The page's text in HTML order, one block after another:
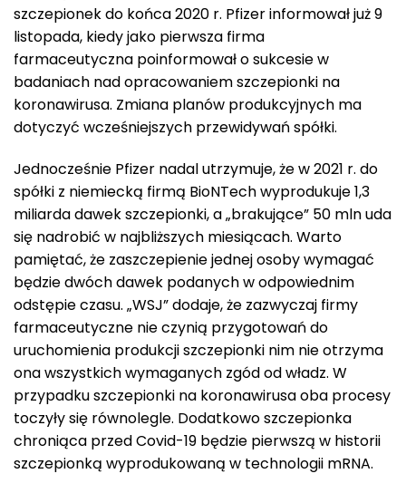
szczepionek do końca 2020 r. Pfizer informował już 9
listopada, kiedy jako pierwsza firma
farmaceutyczna poinformował o sukcesie w
badaniach nad opracowaniem szczepionki na
koronawirusa. Zmiana planów produkcyjnych ma
dotyczyć wcześniejszych przewidywań spółki.
Jednocześnie Pfizer nadal utrzymuje, że w 2021 r. do
spółki z niemiecką firmą BioNTech wyprodukuje 1,3
miliarda dawek szczepionki, a „brakujące” 50 mln uda
się nadrobić w najbliższych miesiącach. Warto
pamiętać, że zaszczepienie jednej osoby wymagać
będzie dwóch dawek podanych w odpowiednim
odstępie czasu. „WSJ” dodaje, że zazwyczaj firmy
farmaceutyczne nie czynią przygotowań do
uruchomienia produkcji szczepionki nim nie otrzyma
ona wszystkich wymaganych zgód od władz. W
przypadku szczepionki na koronawirusa oba procesy
toczyły się równolegle. Dodatkowo szczepionka
chroniąca przed Covid-19 będzie pierwszą w historii
szczepionką wyprodukowaną w technologii mRNA.